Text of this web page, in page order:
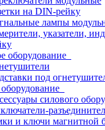
на DIN-рейку
лампы
указатели,
оборудование
под
силового
и ключи магнитной